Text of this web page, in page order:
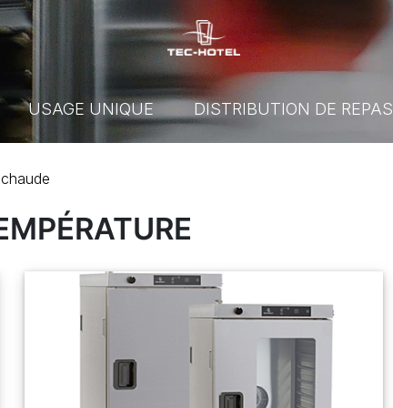
USAGE UNIQUE DISTRIBUTION DE REPAS